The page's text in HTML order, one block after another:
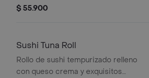
con ricos camarones salsa japonesa
$ 55.900
Sushi Tuna Roll
Rollo de sushi tempurizado relleno
con queso crema y exquisitos